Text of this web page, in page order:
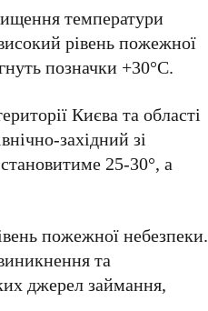
температури
рівень пожежної
позначки +30°C.
Києвата області
західний зі
становитиме25-30°, а
пожежної небезпеки.
та
джерел займання,